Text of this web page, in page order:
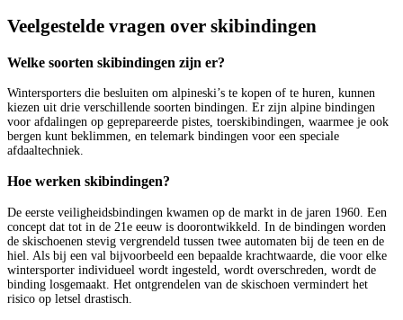
Veelgestelde vragen over skibindingen
Welke soorten skibindingen zijn er?
Wintersporters die besluiten om alpineski’s te kopen of te huren, kunnen
kiezen uit drie verschillende soorten bindingen. Er zijn alpine bindingen
voor afdalingen op geprepareerde pistes, toerskibindingen, waarmee je ook
bergen kunt beklimmen, en telemark bindingen voor een speciale
afdaaltechniek.
Hoe werken skibindingen?
De eerste veiligheidsbindingen kwamen op de markt in de jaren 1960. Een
concept dat tot in de 21e eeuw is doorontwikkeld. In de bindingen worden
de skischoenen stevig vergrendeld tussen twee automaten bij de teen en de
hiel. Als bij een val bijvoorbeeld een bepaalde krachtwaarde, die voor elke
wintersporter individueel wordt ingesteld, wordt overschreden, wordt de
binding losgemaakt. Het ontgrendelen van de skischoen vermindert het
risico op letsel drastisch.